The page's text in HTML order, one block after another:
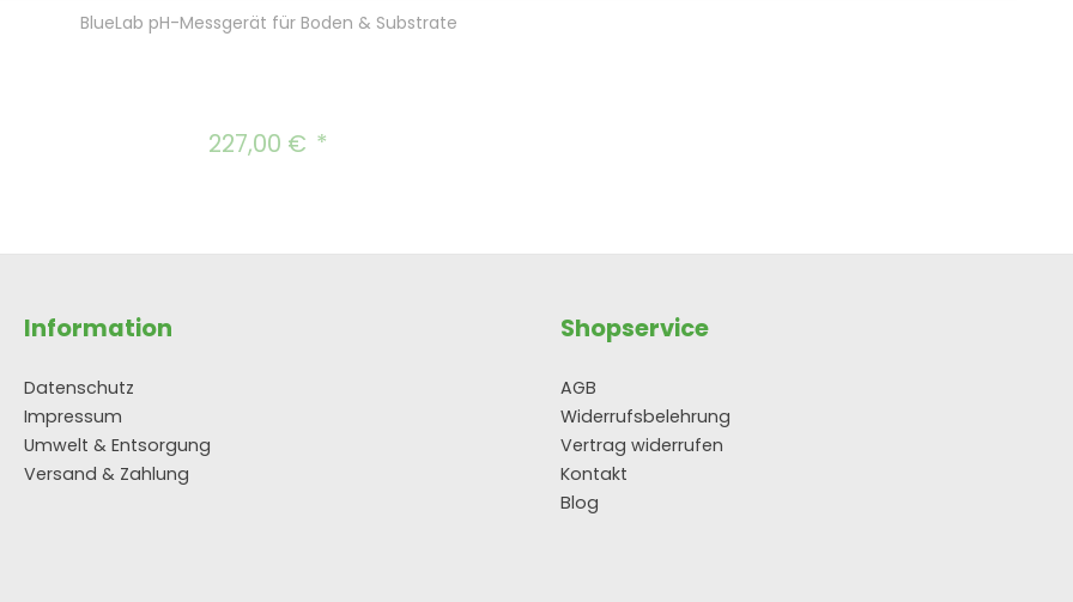
BlueLab pH-Messgerät für Boden & Substrate
Regulärer Preis:
227,00 €
Information
Datenschutz
Impressum
Umwelt & Entsorgung
Versand & Zahlung
Shopservice
AGB
Widerrufsbelehrung
Vertrag widerrufen
Kontakt
Blog